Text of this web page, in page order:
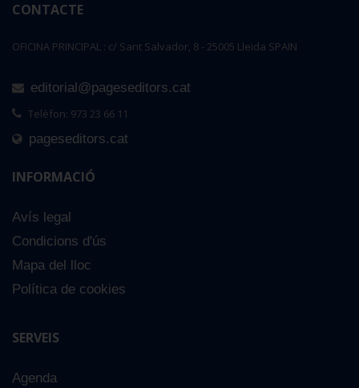
CONTACTE
OFICINA PRINCIPAL : c/ Sant Salvador, 8 - 25005 Lleida SPAIN
editorial@pageseditors.cat
Telèfon: 973 23 66 11
pageseditors.cat
INFORMACIÓ
Avís legal
Condicions d'ús
Mapa del lloc
Política de cookies
SERVEIS
Agenda